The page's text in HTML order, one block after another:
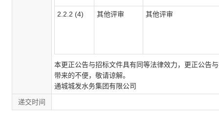
2.2.2 (4) 其他评审 其他评审
本更正公告与招标文件具有同等法律效力，更正公告
带来的不便，敬请谅解。
通城城发水务集团有限公司
递交时间